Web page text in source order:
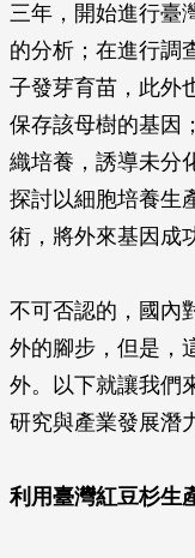
三年，開始進行臺
的分析；在進行調
子發芽育苗，此外
保存該母樹的基因
織培養，誘導未分
探討以細胞培養生
術，將外來基因成
不可否認的，國內
外的腳步，但是，
外。以下就讓我們
研究與產業發展潛
利用臺灣紅豆杉生